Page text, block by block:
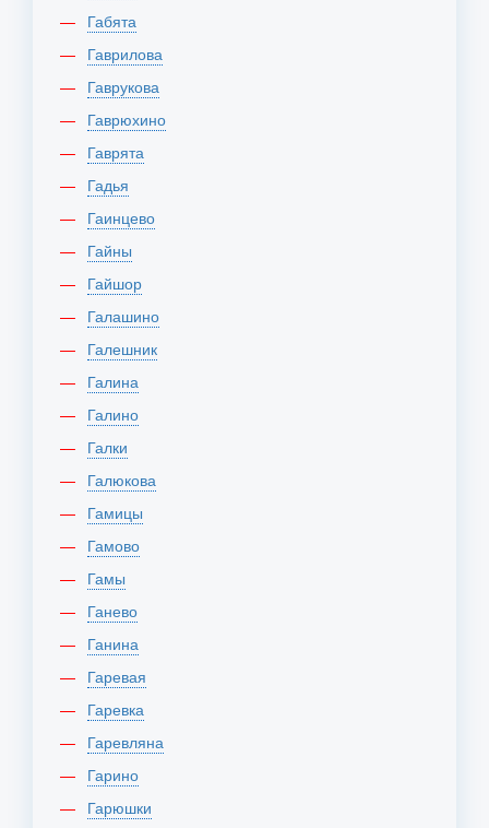
Габята
Гаврилова
Гаврукова
Гаврюхино
Гаврята
Гадья
Гаинцево
Гайны
Гайшор
Галашино
Галешник
Галина
Галино
Галки
Галюкова
Гамицы
Гамово
Гамы
Ганево
Ганина
Гаревая
Гаревка
Гаревляна
Гарино
Гарюшки